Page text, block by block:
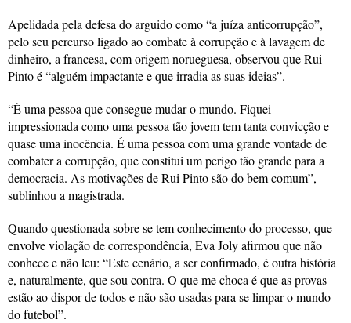
Apelidada pela defesa do arguido como “a juíza anticorrupção”,
pelo seu percurso ligado ao combate à corrupção e à lavagem de
dinheiro, a francesa, com origem norueguesa, observou que Rui
Pinto é “alguém impactante e que irradia as suas ideias”.
“É uma pessoa que consegue mudar o mundo. Fiquei
impressionada como uma pessoa tão jovem tem tanta convicção e
quase uma inocência. É uma pessoa com uma grande vontade de
combater a corrupção, que constitui um perigo tão grande para a
democracia. As motivações de Rui Pinto são do bem comum”,
sublinhou a magistrada.
Quando questionada sobre se tem conhecimento do processo, que
envolve violação de correspondência, Eva Joly afirmou que não
conhece e não leu: “Este cenário, a ser confirmado, é outra história
e, naturalmente, que sou contra. O que me choca é que as provas
estão ao dispor de todos e não são usadas para se limpar o mundo
do futebol”.